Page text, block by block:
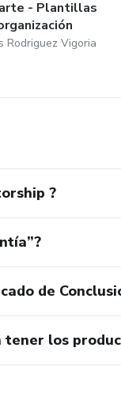
- Plantillas
Rodriguez Vigoria
?
de
tener los